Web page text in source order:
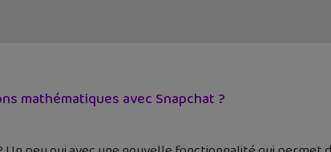
mathématiques avec Snapchat ?